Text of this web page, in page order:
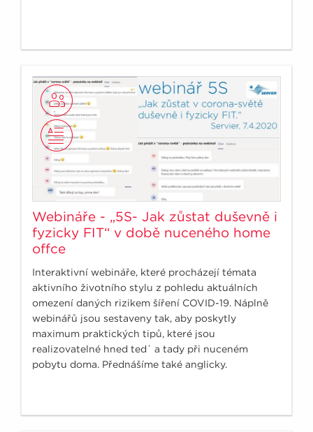
Webináře - „5S- Jak zůstat duševně i
fyzicky FIT“ v době nuceného home
offce
Interaktivní webináře, které procházejí témata
aktivního životního stylu z pohledu aktuálních
omezení daných rizikem šíření COVID-19. Náplně
webinářů jsou sestaveny tak, aby poskytly
maximum praktických tipů, které jsou
realizovatelné hned ted´ a tady při nuceném
pobytu doma. Přednášíme také anglicky.